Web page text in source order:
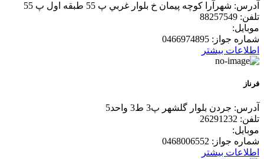
آدرس: شهرآرا كوچه پيمان خ بلوار غربي پ 55 طبقه اول پ 55
تلفن: 88257549
موبایل:
شماره جواز: 0466974895
اطلاعات بیشتر
فرناز
آدرس: جردن بلوار گلشهر پ3 ط3 واحد5
تلفن: 26291232
موبایل:
شماره جواز: 0468006552
اطلاعات بیشتر